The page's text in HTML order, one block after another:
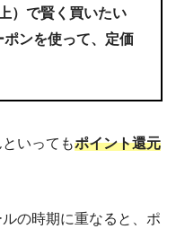
）で賢く買いたい
ポンを使って、定価
いってもポイント還元
の時期に重なると、ポ